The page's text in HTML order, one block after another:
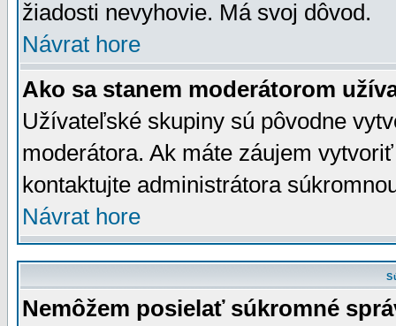
žiadosti nevyhovie. Má svoj dôvod.
Návrat hore
Ako sa stanem moderátorom
Užívateľské skupiny sú pôvodne
moderátora. Ak máte záujem
kontaktujte administrátora
Návrat hore
Nemôžem posielať súkromné